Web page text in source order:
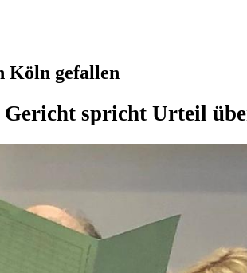
Köln gefallen
spricht Urteil